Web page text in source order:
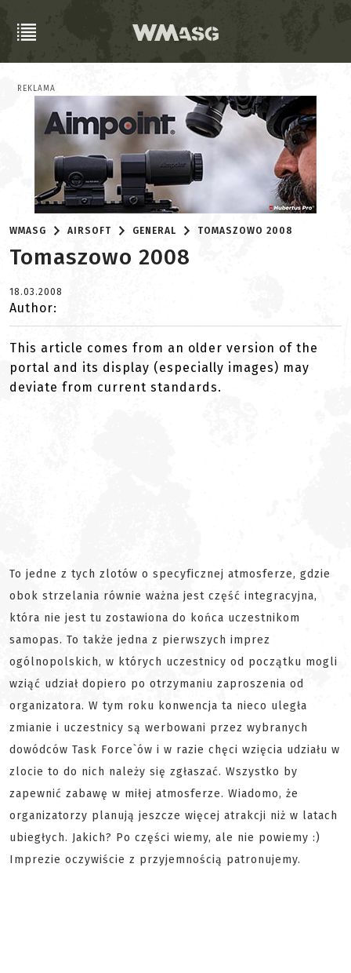
REKLAMA
WMASG AIRSOFT GENERAL TOMASZOWO 2008
Tomaszowo 2008
18.03.2008
Author:
This article comes from an older version of the
portal and its display (especially images) may
deviate from current standards.
To jedne z tych zlotów o specyficznej atmosferze, gdzie
obok strzelania równie ważna jest część integracyjna,
która nie jest tu zostawiona do końca uczestnikom
samopas. To także jedna z pierwszych imprez
ogólnopolskich, w których uczestnicy od początku mogli
wziąć udział dopiero po otrzymaniu zaproszenia od
organizatora. W tym roku konwencja ta nieco uległa
zmianie i uczestnicy są werbowani przez wybranych
dowódców Task Force`ów i w razie chęci wzięcia udziału w
zlocie to do nich należy się zgłaszać. Wszystko by
zapewnić zabawę w miłej atmosferze. Wiadomo, że
organizatorzy planują jeszcze więcej atrakcji niż w latach
ubiegłych. Jakich? Po części wiemy, ale nie powiemy :)
Imprezie oczywiście z przyjemnością patronujemy.